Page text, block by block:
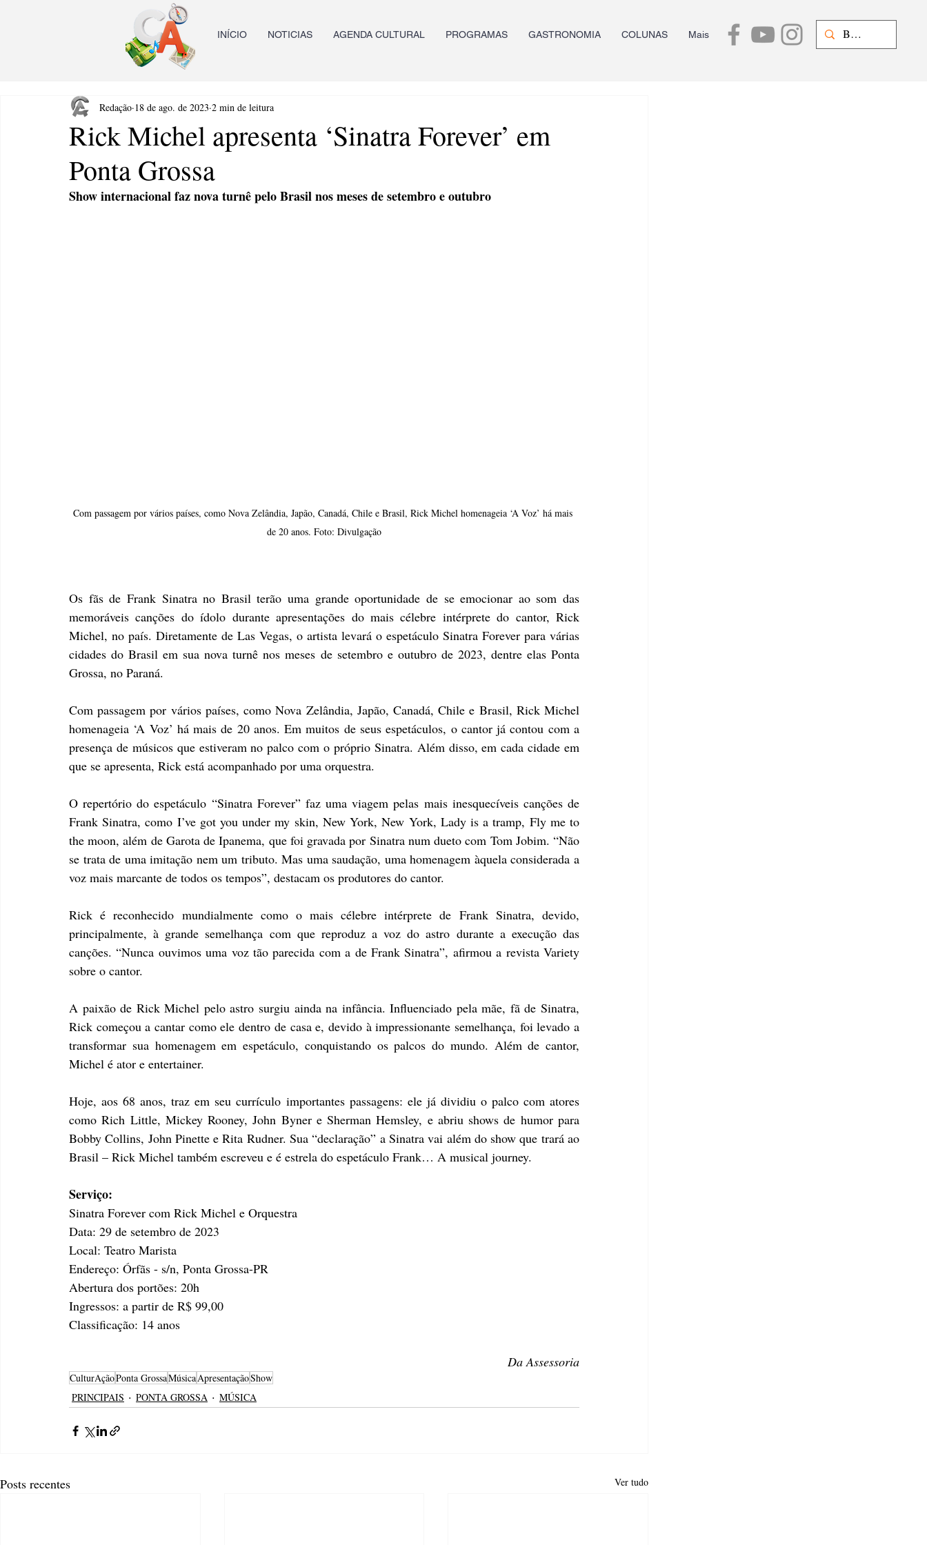
INÍCIO NOTICIAS AGENDA CULTURAL PROGRAMAS GASTRONOMIA COLUNAS Mais
Rick Michel apresenta ‘Sinatra Forever’ em
Ponta Grossa
Redação 18 de ago. de 2023 2 min de leitura
Show internacional faz nova turnê pelo Brasil nos meses de setembro e outubro
Com passagem por vários países, como Nova Zelândia, Japão, Canadá, Chile e Brasil, Rick Michel homenageia ‘A Voz’ há mais
de 20 anos. Foto: Divulgação
Os fãs de Frank Sinatra no Brasil terão uma grande oportunidade de se emocionar ao som das
memoráveis canções do ídolo durante apresentações do mais célebre intérprete do cantor, Rick
Michel, no país. Diretamente de Las Vegas, o artista levará o espetáculo Sinatra Forever para várias
cidades do Brasil em sua nova turnê nos meses de setembro e outubro de 2023, dentre elas Ponta
Grossa, no Paraná.
Com passagem por vários países, como Nova Zelândia, Japão, Canadá, Chile e Brasil, Rick Michel
homenageia ‘A Voz’ há mais de 20 anos. Em muitos de seus espetáculos, o cantor já contou com a
presença de músicos que estiveram no palco com o próprio Sinatra. Além disso, em cada cidade em
que se apresenta, Rick está acompanhado por uma orquestra.
O repertório do espetáculo “Sinatra Forever” faz uma viagem pelas mais inesquecíveis canções de
Frank Sinatra, como I’ve got you under my skin, New York, New York, Lady is a tramp, Fly me to
the moon, além de Garota de Ipanema, que foi gravada por Sinatra num dueto com Tom Jobim. “Não
se trata de uma imitação nem um tributo. Mas uma saudação, uma homenagem àquela considerada a
voz mais marcante de todos os tempos”, destacam os produtores do cantor.
Rick é reconhecido mundialmente como o mais célebre intérprete de Frank Sinatra, devido,
principalmente, à grande semelhança com que reproduz a voz do astro durante a execução das
canções. “Nunca ouvimos uma voz tão parecida com a de Frank Sinatra”, afirmou a revista Variety
sobre o cantor.
A paixão de Rick Michel pelo astro surgiu ainda na infância. Influenciado pela mãe, fã de Sinatra,
Rick começou a cantar como ele dentro de casa e, devido à impressionante semelhança, foi levado a
transformar sua homenagem em espetáculo, conquistando os palcos do mundo. Além de cantor,
Michel é ator e entertainer.
Hoje, aos 68 anos, traz em seu currículo importantes passagens: ele já dividiu o palco com atores
como Rich Little, Mickey Rooney, John Byner e Sherman Hemsley, e abriu shows de humor para
Bobby Collins, John Pinette e Rita Rudner. Sua “declaração” a Sinatra vai além do show que trará ao
Brasil – Rick Michel também escreveu e é estrela do espetáculo Frank… A musical journey.
Serviço:
Sinatra Forever com Rick Michel e Orquestra
Data: 29 de setembro de 2023
Local: Teatro Marista
Endereço: Órfãs - s/n, Ponta Grossa-PR
Abertura dos portões: 20h
Ingressos: a partir de R$ 99,00
Classificação: 14 anos
Da Assessoria
CulturAçãoPonta GrossaMúsicaApresentaçãoShow
PRINCIPAIS
PONTA GROSSA MÚSICA
Posts recentes Ver tudo